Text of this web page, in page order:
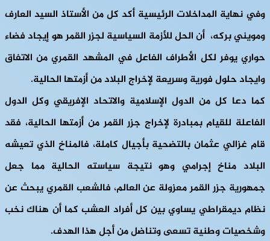
وفي نهاية المداخلات الرئيسية أكد كل من الأستاذ السيد العارف
ومويني بركه، أن الحل للأزمة السياسية لجزر القمر هو إيجاد فضاء
حواري يوفر لكل الأطراف الفاعل في المشهد القمري من الاتفاق
وايجاد حلول فورية وسريعة لإخراج البلاد من أزمتها الحالية.
كما دعا كل من الدول الإسلامية والاتحاد الإفريقي وكل الدول
الفاعلة للقيام بمبادرة لإخراج جزر القمر من أزمتها الحالية، فقد
قام غزالي عثمان بالتضحية بأجيال كاملة، فالمناخ الذي تعيشه
البلاد مناخ إجرامي وهو نتيجة سياسته الحالية مما جعل
جمهورية جزر القمر معزولة عن العالم، فالشعب القمري يبحث عن
نظام ديمقراطي يساوي بين كل أفراد العشب كما أن هناك نخب
وشخصيات وطنية تسعى وتناضل من أجل هذا الهدف.